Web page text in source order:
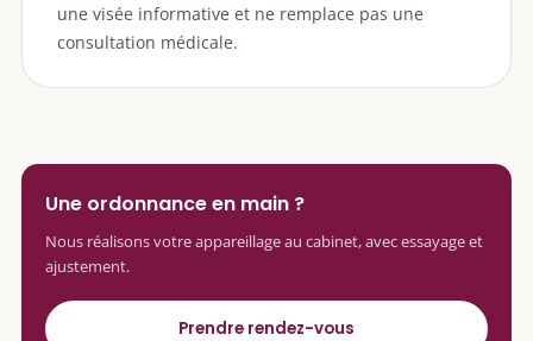
Une ordonnance en main ?
Nous réalisons votre appareillage au cabinet, avec essayage et
ajustement.
Prendre rendez-vous
une visée informative et ne remplace pas une
consultation médicale.